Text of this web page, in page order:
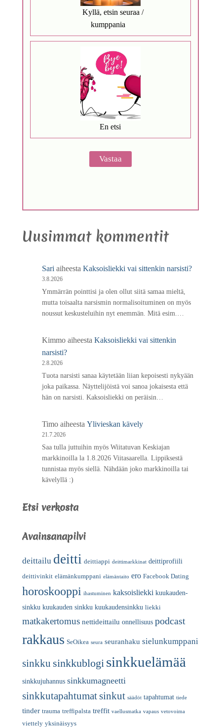
Kyllä, etsin seuraa /
kumppania
En etsi
Uusimmat kommentit
Sari aiheesta Kaksoisliekki vai sittenkin narsisti?
3.8.2026
Ymmärrän pointtisi ja olen ollut siitä samaa mieltä,
mutta toisaalta narsismin normalisoituminen on myös
noussut keskusteluihin nyt enemmän. Mitä esim.…
Kimmo aiheesta Kaksoisliekki vai sittenkin
narsisti?
2.8.2026
Tuota narsisti sanaa käytetään liian kepoisesti nykyään
joka paikassa. Näyttelijöistä voi sanoa jokaisesta että
hän on narsisti. Kaksoisliekki on peräisin…
Timo aiheesta Ylivieskan kävely
21.7.2026
Saa tulla juttuihin myös Wiitatuvan Keskiajan
markkinoilla la 1.8.2026 Viitasaarella. Lippiksestä
tunnistaa myös siellä. Nähdään joko markkinoilla tai
kävelyllä :)
Etsi verkosta
Avainsanapilvi
deittailu deitti deittiappi deittimarkkinat deittiprofiili
deittivinkit elämänkumppani elämäntaito ero Facebook Dating
horoskooppi ihastuminen kaksoisliekki kuukauden-
sinkku kuukauden sinkku kuukaudensinkku liekki
matkakertomus nettideittailu onnellisuus podcast
rakkaus SeOikea seura seuranhaku sielunkumppani
sinkku sinkkublogi sinkkuelämää
sinkkujuhannus sinkkumagneetti
sinkkutapahtumatsinkut säädöt tapahtumat tiede
tinder trauma treffipalsta treffit vaellusmatka vapaus vetovoima
viettely yksinäisyys